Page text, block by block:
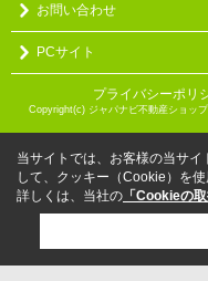
お問い合わせ
PCサイト
プライバシーポリ
Copyright(c) ジャパナビ不動産シ
当サイトでは、お客様の当サ
して、クッキー（Cookie）を使
詳しくは、当社の 「Cookieの